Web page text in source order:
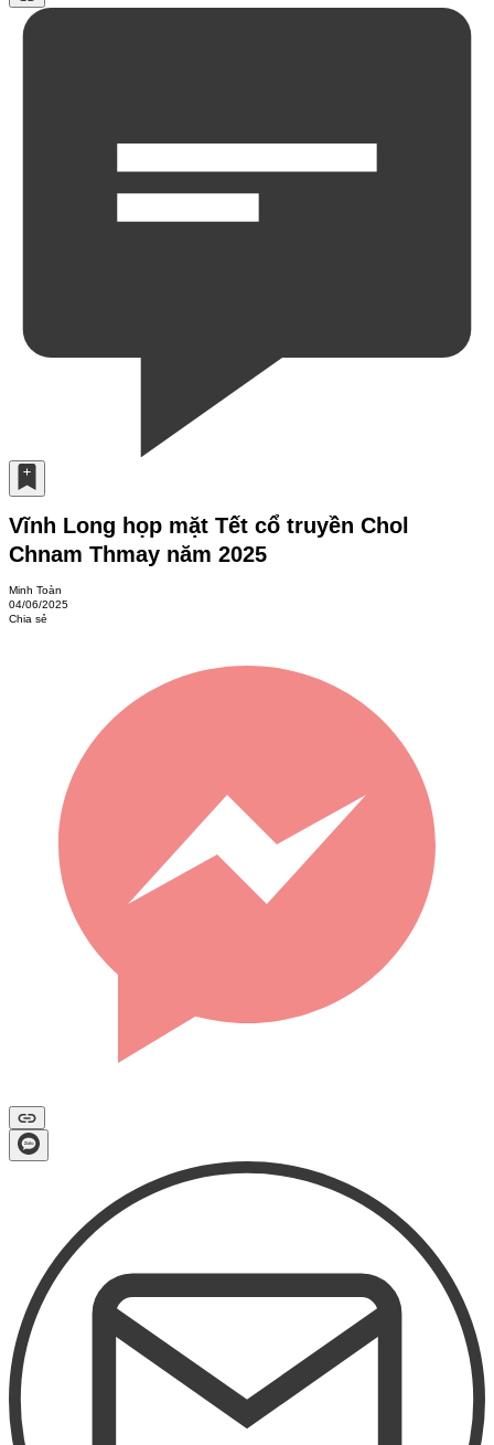
Vĩnh Long họp mặt Tết cổ truyền Chol
Chnam Thmay năm 2025
Minh Toàn
04/06/2025
Chia sẻ